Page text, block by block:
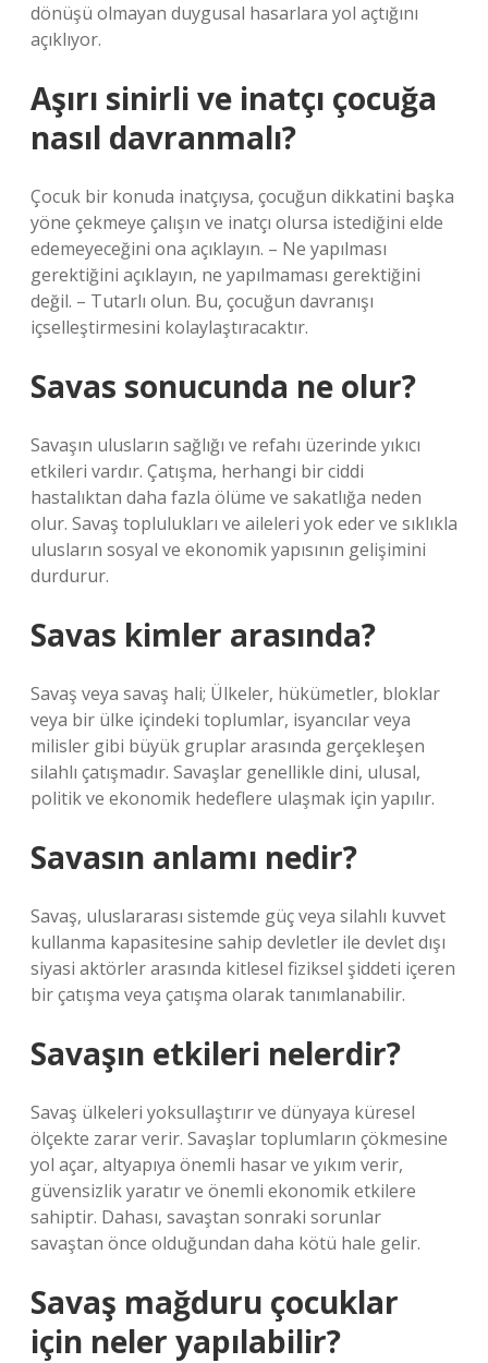
dönüşü olmayan duygusal hasarlara yol açtığını
açıklıyor.
Aşırı sinirli ve inatçı çocuğa
nasıl davranmalı?
Çocuk bir konuda inatçıysa, çocuğun dikkatini başka
yöne çekmeye çalışın ve inatçı olursa istediğini elde
edemeyeceğini ona açıklayın. – Ne yapılması
gerektiğini açıklayın, ne yapılmaması gerektiğini
değil. – Tutarlı olun. Bu, çocuğun davranışı
içselleştirmesini kolaylaştıracaktır.
Savas sonucunda ne olur?
Savaşın ulusların sağlığı ve refahı üzerinde yıkıcı
etkileri vardır. Çatışma, herhangi bir ciddi
hastalıktan daha fazla ölüme ve sakatlığa neden
olur. Savaş toplulukları ve aileleri yok eder ve sıklıkla
ulusların sosyal ve ekonomik yapısının gelişimini
durdurur.
Savas kimler arasında?
Savaş veya savaş hali; Ülkeler, hükümetler, bloklar
veya bir ülke içindeki toplumlar, isyancılar veya
milisler gibi büyük gruplar arasında gerçekleşen
silahlı çatışmadır. Savaşlar genellikle dini, ulusal,
politik ve ekonomik hedeflere ulaşmak için yapılır.
Savasın anlamı nedir?
Savaş, uluslararası sistemde güç veya silahlı kuvvet
kullanma kapasitesine sahip devletler ile devlet dışı
siyasi aktörler arasında kitlesel fiziksel şiddeti içeren
bir çatışma veya çatışma olarak tanımlanabilir.
Savaşın etkileri nelerdir?
Savaş ülkeleri yoksullaştırır ve dünyaya küresel
ölçekte zarar verir. Savaşlar toplumların çökmesine
yol açar, altyapıya önemli hasar ve yıkım verir,
güvensizlik yaratır ve önemli ekonomik etkilere
sahiptir. Dahası, savaştan sonraki sorunlar
savaştan önce olduğundan daha kötü hale gelir.
Savaş mağduru çocuklar
için neler yapılabilir?